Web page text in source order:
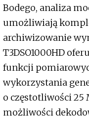
Bodego, analiza
umożliwiają
archiwizowanie
T3DSO1000HD
funkcji
wykorzystania
o częstotliwości 25
możliwości